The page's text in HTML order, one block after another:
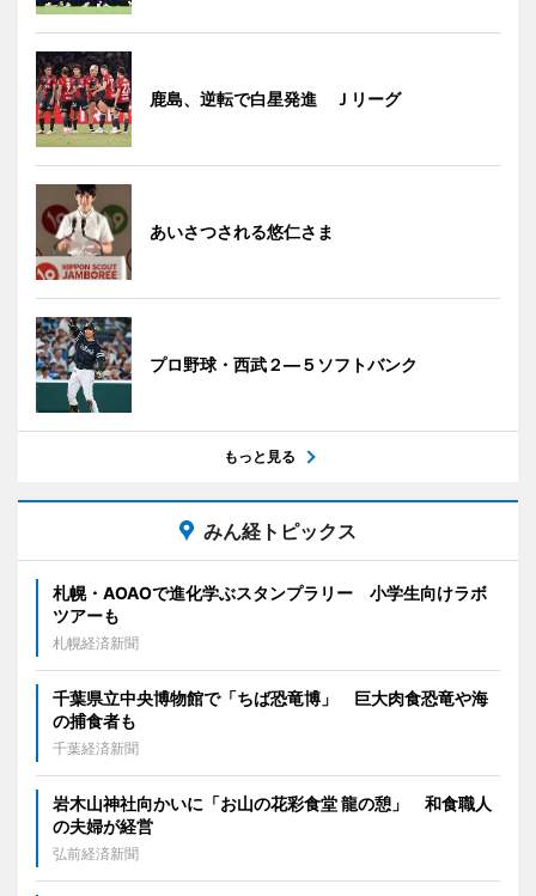
鹿島、逆転で白星発進 Ｊリーグ
あいさつされる悠仁さま
プロ野球・西武２―５ソフトバンク
もっと見る
みん経トピックス
札幌・AOAOで進化学ぶスタンプラリー 小学生向けラボ
ツアーも
札幌経済新聞
千葉県立中央博物館で「ちば恐竜博」 巨大肉食恐竜や海
の捕食者も
千葉経済新聞
岩木山神社向かいに「お山の花彩食堂 龍の憩」 和食職人
の夫婦が経営
弘前経済新聞